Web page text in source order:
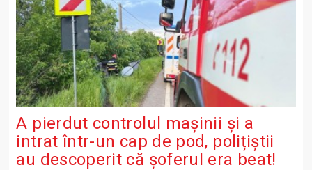
A pierdut controlul mașinii și a
intrat într-un cap de pod, polițiștii
au descoperit că șoferul era beat!